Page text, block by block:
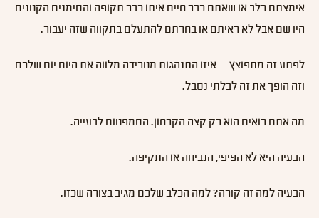
אימצתם כלב או שאתם כבר חיים איתו כבר תקופה והסימנים הקטנים
היו שם אבל לא ראיתם או בחרתם להתעלם בתקווה שזה יעבור.
לפתע זה מתפוצץ…איזו התנהגות מטרידה מלווה את היום יום שלכם
וזה הופך את זה לבלתי נסבל.
מה אתם רואים הוא רק קצה הקרחון. הסמפטום לבעייה.
הבעיה היא לא הפיפי, הנביחה או התקיפה.
הבעיה למה זה קורה? למה הכלב שלכם מגיב בצורה שכזו.